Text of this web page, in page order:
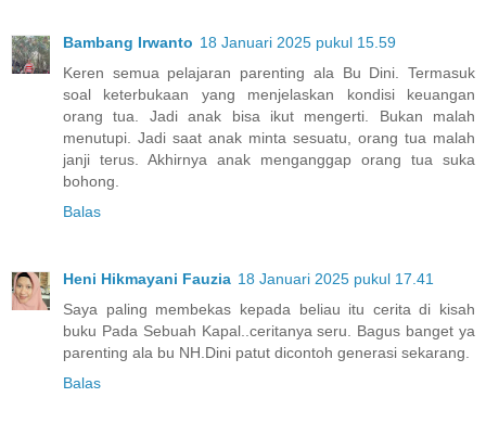
Bambang Irwanto 18 Januari 2025 pukul 15.59
Keren semua pelajaran parenting ala Bu Dini. Termasuk
soal keterbukaan yang menjelaskan kondisi keuangan
orang tua. Jadi anak bisa ikut mengerti. Bukan malah
menutupi. Jadi saat anak minta sesuatu, orang tua malah
janji terus. Akhirnya anak menganggap orang tua suka
bohong.
Balas
Heni Hikmayani Fauzia 18 Januari 2025 pukul 17.41
Saya paling membekas kepada beliau itu cerita di kisah
buku Pada Sebuah Kapal..ceritanya seru. Bagus banget ya
parenting ala bu NH.Dini patut dicontoh generasi sekarang.
Balas